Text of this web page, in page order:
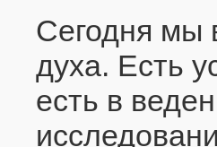
Сегодня мы
духа. Есть
есть в